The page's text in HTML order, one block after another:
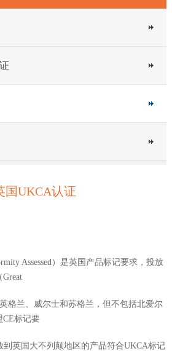
国UKCA认证
Assessed）是英国产品标记要求，投放
格兰、威尔士和苏格兰，但不包括北爱尔
CE标记要
英国大不列颠地区的产品符合UKCA标记